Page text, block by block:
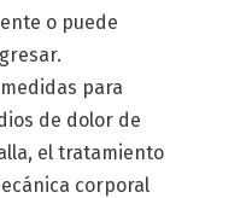
o puede
para
de dolor de
el tratamiento
corporal